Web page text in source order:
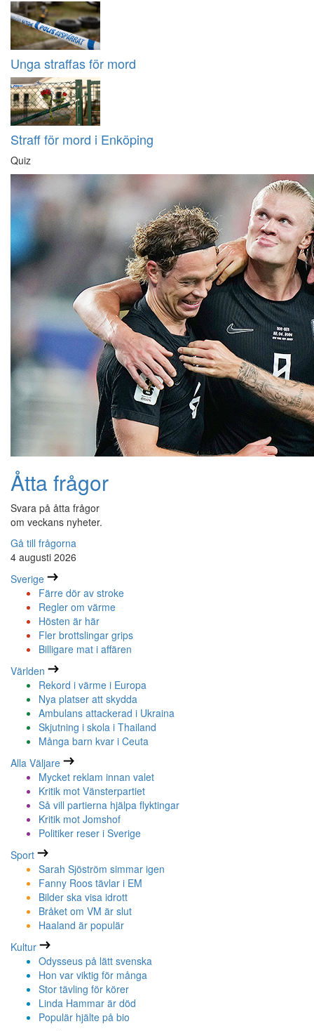
Unga straffas för mord
Straff för mord i Enköping
Quiz
Åtta frågor
Svara på åtta frågor
om veckans nyheter.
Gå till frågorna
4 augusti 2026
Sverige
Färre dör av stroke
Regler om värme
Hösten är här
Fler brottslingar grips
Billigare mat i affären
Världen
Rekord i värme i Europa
Nya platser att skydda
Ambulans attackerad i Ukraina
Skjutning i skola i Thailand
Många barn kvar i Ceuta
Alla Väljare
Mycket reklam innan valet
Kritik mot Vänsterpartiet
Så vill partierna hjälpa flyktingar
Kritik mot Jomshof
Politiker reser i Sverige
Sport
Sarah Sjöström simmar igen
Fanny Roos tävlar i EM
Bilder ska visa idrott
Bråket om VM är slut
Haaland är populär
Kultur
Odysseus på lätt svenska
Hon var viktig för många
Stor tävling för körer
Linda Hammar är död
Populär hjälte på bio